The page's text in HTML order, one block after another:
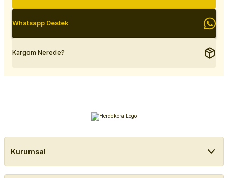
Whatsapp Destek
Kargom Nerede?
Kurumsal